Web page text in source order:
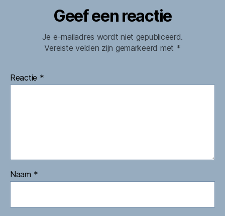
Geef een reactie
Je e-mailadres wordt niet gepubliceerd.
Vereiste velden zijn gemarkeerd met *
Reactie *
Naam *